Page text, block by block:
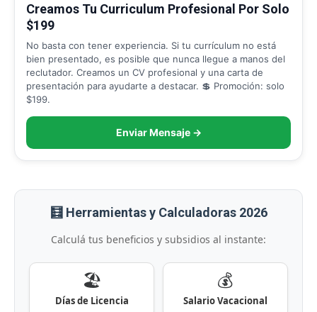
Creamos Tu Curriculum Profesional Por Solo
$199
No basta con tener experiencia. Si tu currículum no está
bien presentado, es posible que nunca llegue a manos del
reclutador. Creamos un CV profesional y una carta de
presentación para ayudarte a destacar. 💲 Promoción: solo
$199.
Enviar Mensaje →
🧮 Herramientas y Calculadoras 2026
Calculá tus beneficios y subsidios al instante:
🏖️
Días de Licencia
💰
Salario Vacacional